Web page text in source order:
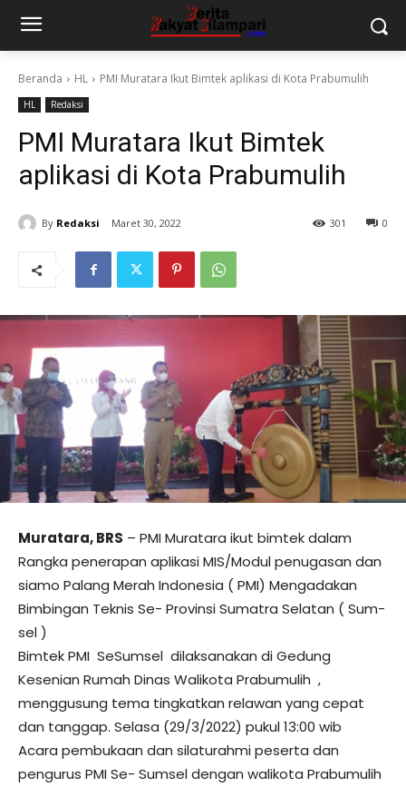
Beranda HL PMI Muratara Ikut Bimtek aplikasi di Kota Prabumulih
HL Redaksi
PMI Muratara Ikut Bimtek
aplikasi di Kota Prabumulih
By Redaksi Maret 30, 2022 0
301
Muratara, BRS – PMI Muratara ikut bimtek dalam
Rangka penerapan aplikasi MIS/Modul penugasan dan
siamo Palang Merah Indonesia ( PMI) Mengadakan
Bimbingan Teknis Se- Provinsi Sumatra Selatan ( Sum-
sel )
Bimtek PMI SeSumsel dilaksanakan di Gedung
Kesenian Rumah Dinas Walikota Prabumulih ,
menggusung tema tingkatkan relawan yang cepat
dan tanggap. Selasa (29/3/2022) pukul 13:00 wib
Acara pembukaan dan silaturahmi peserta dan
pengurus PMI Se- Sumsel dengan walikota Prabumulih